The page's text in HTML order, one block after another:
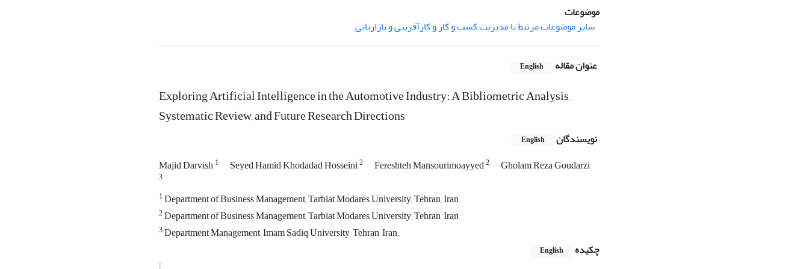
موضوعات
سایر موضوعات مرتبط با مدیریت کسب و کار و کارآفرینی و بازاریابی
عنوان مقاله English
Exploring Artificial Intelligence in the Automotive Industry: A Bibliometric Analysis,
Systematic Review, and Future Research Directions
نویسندگان English
Majid Darvish1 Seyed Hamid Khodadad Hosseini2 Fereshteh Mansourimoayyed2 Gholam Reza Goudarzi
3
1Department of Business Management, Tarbiat Modares University, Tehran, Iran.
2Department of Business Management, Tarbiat Modares University, Tehran, Iran
3Department Management, Imam Sadiq University, Tehran, Iran.
چکیده
English